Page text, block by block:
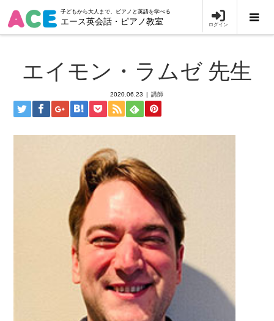
子どもから大人まで、ピアノと英語を学べる
エース英会話・ピアノ教室 ログイン
エイモン・ラムゼ 先生
2020.06.23 講師